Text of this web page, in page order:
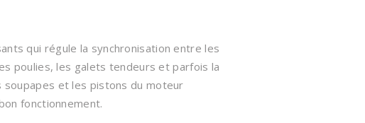
qui régule la synchronisation entre les
poulies, les galets tendeurs et parfois la
et les pistons du moteur
fonctionnement.